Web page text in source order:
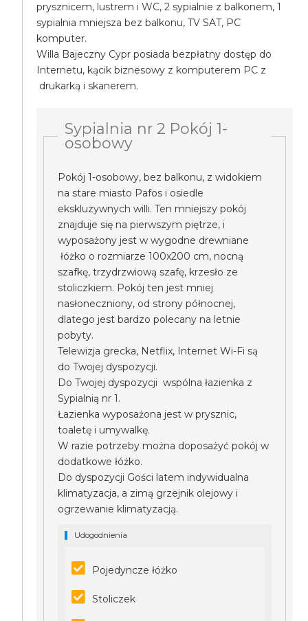
prysznicem, lustrem i WC, 2 sypialnie z balkonem, 1
sypialnia mniejsza bez balkonu, TV SAT, PC
komputer.
Willa Bajeczny Cypr posiada bezpłatny dostęp do
Internetu, kącik biznesowy z komputerem PC z
drukarką i skanerem.
Sypialnia nr 2 Pokój 1-
osobowy
Pokój 1-osobowy, bez balkonu, z widokiem
na stare miasto Pafos i osiedle
ekskluzywnych willi. Ten mniejszy pokój
znajduje się na pierwszym piętrze, i
wyposażony jest w wygodne drewniane
łóżko o rozmiarze 100x200 cm, nocną
szafkę, trzydrzwiową szafę, krzesło ze
stoliczkiem. Pokój ten jest mniej
nasłoneczniony, od strony północnej,
dlatego jest bardzo polecany na letnie
pobyty.
Telewizja grecka, Netflix, Internet Wi-Fi są
do Twojej dyspozycji.
Do Twojej dyspozycji wspólna łazienka z
Sypialnią nr 1.
Łazienka wyposażona jest w prysznic,
toaletę i umywalkę.
W razie potrzeby można doposażyć pokój w
dodatkowe łóżko.
Do dyspozycji Gości latem indywidualna
klimatyzacja, a zimą grzejnik olejowy i
ogrzewanie klimatyzacją.
Udogodnienia
Pojedyncze łóżko
Stoliczek